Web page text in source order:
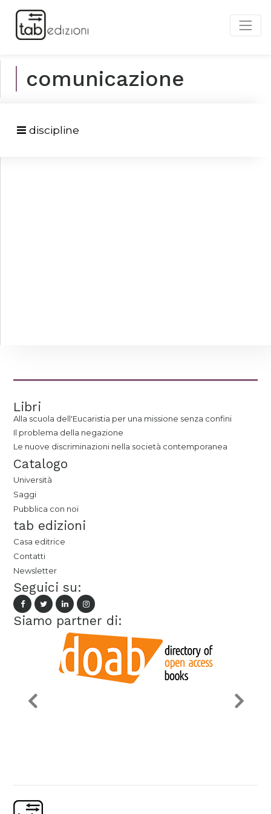
comunicazione
discipline
Libri
Alla scuola dell'Eucaristia per una missione senza confini
Il problema della negazione
Le nuove discriminazioni nella società contemporanea
Catalogo
Università
Saggi
Pubblica con noi
tab edizioni
Casa editrice
Contatti
Newsletter
Seguici su:
Siamo partner di: